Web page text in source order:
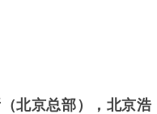
北京总部），北京浩